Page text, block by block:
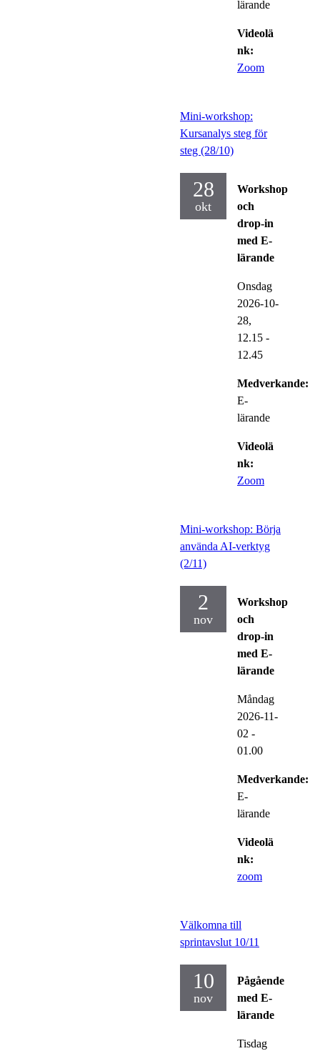
lärande
Videolä
nk:
Zoom
Mini-workshop:
Kursanalys steg för
steg (28/10)
28
okt
Workshop
och
drop-in
med E-
lärande
Onsdag
2026-10-
28,
12.15 -
12.45
Medverkande:
E-
lärande
Videolä
nk:
Zoom
Mini-workshop: Börja
använda AI-verktyg
(2/11)
2
nov
Workshop
och
drop-in
med E-
lärande
Måndag
2026-11-
02 -
01.00
Medverkande:
E-
lärande
Videolä
nk:
zoom
Välkomna till
sprintavslut 10/11
10
nov
Pågående
med E-
lärande
Tisdag